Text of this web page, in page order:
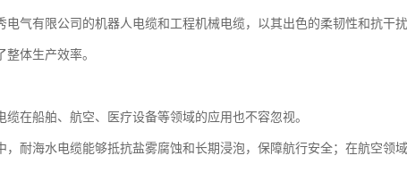
电气有限公司的机器人电缆和工程机械电缆，以其出色的柔韧性和抗干
整体生产效率。
缆在船舶、航空、医疗设备等领域的应用也不容忽视。
，耐海水电缆能够抵抗盐雾腐蚀和长期浸泡，保障航行安全；在航空领